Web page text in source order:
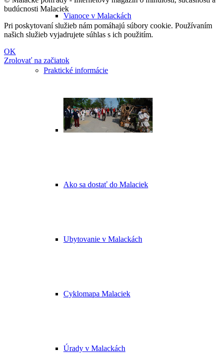
Vianoce v Malackách
Praktické informácie
Ako sa dostať do Malaciek
Ubytovanie v Malackách
Cyklomapa Malaciek
Úrady v Malackách
budúcnosti Malaciek
Pri poskytovaní služieb nám pomáhajú súbory cookie. Používaním
našich služieb vyjadrujete súhlas s ich použitím.
OK
Zrolovať na začiatok